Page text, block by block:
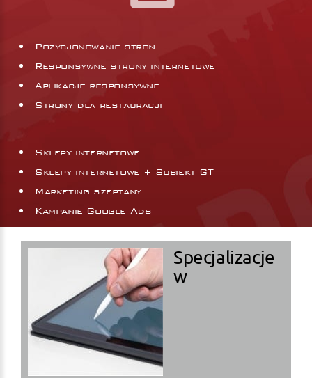
Pozycjonowanie stron
Responsywne strony internetowe
Aplikacje responsywne
Strony dla restauracji
Sklepy internetowe
Sklepy internetowe + Subiekt GT
Marketing szeptany
Kampanie Google Ads
Specjalizacje
w